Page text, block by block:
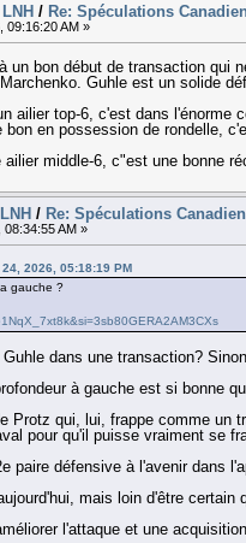
/ Re: Spéculations
09:16:20 AM »
un bon début de transaction qui
Guhle est un solide
ailier top-6, c'est dans
bon en possession de rondelle,
middle-6, c"est une bonne
/ Re: Spéculations
AM »
2026, 05:18:19 PM
gauche ?
dans une transaction?
à gauche est si bonne
Protz qui, lui, frappe comme un
pour qu'il puisse vraiment se
paire défensive à l'avenir dans
mais loin d'être certain
l'attaque et une